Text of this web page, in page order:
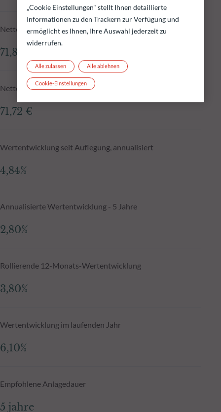
Nettoinventarwert zum 06.08.2026
71,86 €
Nettoinventarwert N-1
71,72 €
Wertentwicklung seit Auflegung, annualisiert
4,84%
Annualisierte Wertentwicklung - 5 Jahre
2,80%
Rollierende 12-Monats-Wertentwicklung
3,80%
Wertentwicklung im laufenden Jahr
6,10%
Empfohlene Anlagedauer
5 jahre
„Cookie Einstellungen" stellt Ihnen detaillierte
Informationen zu den Trackern zur Verfügung und
ermöglicht es Ihnen, Ihre Auswahl jederzeit zu
widerrufen.
Alle ablehnen
Alle zulassen
Cookie-Einstellungen